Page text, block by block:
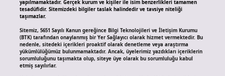
yapılmamaktadır. Gerçek kurum ve kişiler ile isim benzerlikleri tamamen
tesadüfidir. Sitemizdeki bilgiler taslak halindedir ve tavsiye niteliği
taşımazlar.
Sitemiz, 5651 Sayılı Kanun gereğince Bilgi Teknolojileri ve İletişim Kurumu
(BTK) tarafından onaylanmış bir Yer Sağlayıcı olarak hizmet vermektedir. Bu
nedenle, sitedeki içerikleri proaktif olarak denetleme veya araştırma
yükümlülüğümüz bulunmamaktadır. Ancak, üyelerimiz yazdıkları içeriklerin
sorumluluğunu taşımakta olup, siteye üye olarak bu sorumluluğu kabul
etmiş sayılırlar.